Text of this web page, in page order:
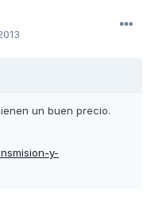
un buen precio.
y-